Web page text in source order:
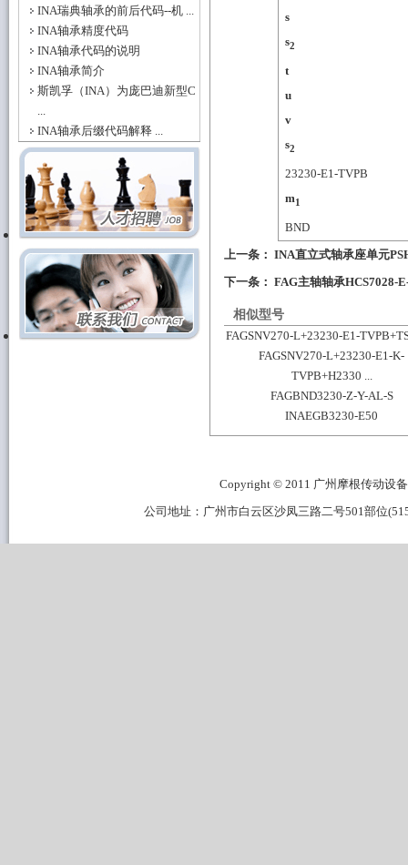
INA瑞典轴承的前后代码--机 ...
INA轴承精度代码
INA轴承代码的说明
INA轴承简介
斯凯孚（INA）为庞巴迪新型C
...
INA轴承后缀代码解释 ...
s
s2
t
u
v
s2
23230-E1-TVPB
m1
BND
上一条： INA直立式轴承座单元
下一条： FAG主轴轴承HCS7028-
相似型号
FAGSNV270-L+23230-E1-
FAGSNV270-L+23230-E1-K-
TVPB+H2330 ...
FAGBND3230-Z-Y-AL-S
INAEGB3230-E50
Copyright © 2011 广州摩根传动设
公司地址：广州市白云区沙凤三路二号501部位